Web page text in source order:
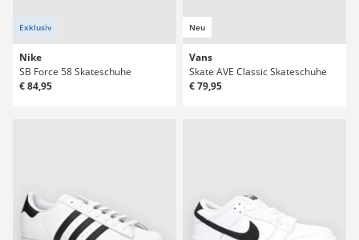
Exklusiv
Nike
SB Force 58 Skateschuhe
€ 84,95
Neu
Vans
Skate AVE Classic Skateschuhe
€ 79,95